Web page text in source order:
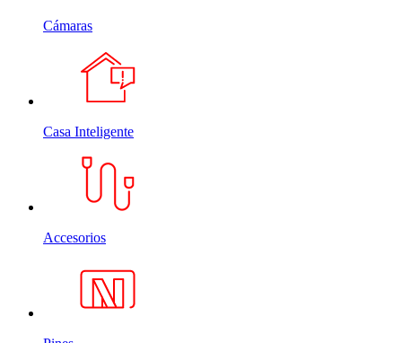
Cámaras
Casa Inteligente
Accesorios